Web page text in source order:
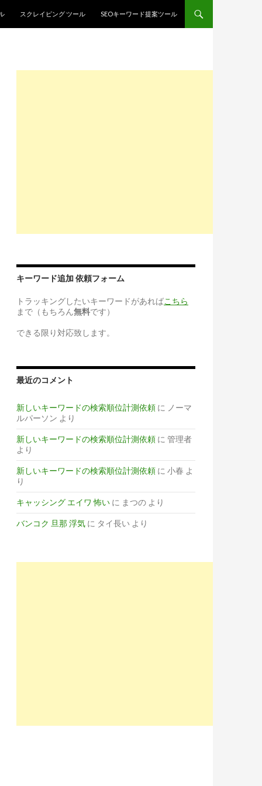
スクレイピング ツール SEOキーワード提案ツール
SIG=11889s8he/
SIG=11hid9tsu/
SIG=11rujrgjr/
キーワード追加 依頼フォーム
トラッキングしたいキーワードがあればこちら
まで（もちろん無料です）
できる限り対応致します。
最近のコメント
新しいキーワードの検索順位計測依頼 に ノーマ
ルパーソン より
新しいキーワードの検索順位計測依頼 に 管理者
より
新しいキーワードの検索順位計測依頼 に 小春 よ
り
キャッシング エイワ 怖い に まつの より
バンコク 旦那 浮気 に タイ長い より